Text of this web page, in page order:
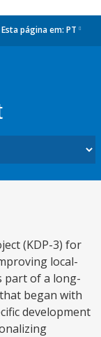
Esta página em: PT
(KDP-3) for
local-
part of a long-
began with
development